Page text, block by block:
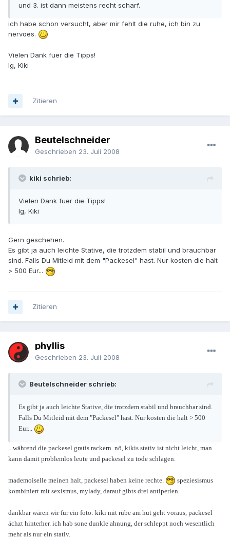
und 3. ist dann meistens recht scharf.
ich habe schon versucht, aber mir fehlt die ruhe, ich bin zu
nervoes.
Vielen Dank fuer die Tipps!
lg, Kiki
Zitieren
Beutelschneider
Geschrieben 23. Juli 2008
kiki schrieb:
Vielen Dank fuer die Tipps!
lg, Kiki
Gern geschehen.
Es gibt ja auch leichte Stative, die trotzdem stabil und brauchbar
sind. Falls Du Mitleid mit dem "Packesel" hast. Nur kosten die halt
> 500 Eur...
Zitieren
phyllis
Geschrieben 23. Juli 2008
Beutelschneider schrieb:
Es gibt ja auch leichte Stative, die trotzdem stabil und brauchbar sind.
Falls Du Mitleid mit dem "Packesel" hast. Nur kosten die halt > 500
Eur...
...während die packesel gratis rackern. nö, kikis stativ ist nicht leicht, man
kann damit problemlos leute und packesel zu tode schlagen.
mademoiselle meinen halt, packesel haben keine rechte.
speziesismus
kombiniert mit sexismus, mylady, darauf gibts drei antiperlen.
dankbar wären wir für ein foto: kiki mit rübe am hut geht voraus, packesel
ächzt hinterher. ich hab sone dunkle ahnung, der schleppt noch wesentlich
mehr als nur ein stativ.